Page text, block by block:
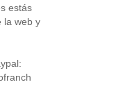
estás
la web y